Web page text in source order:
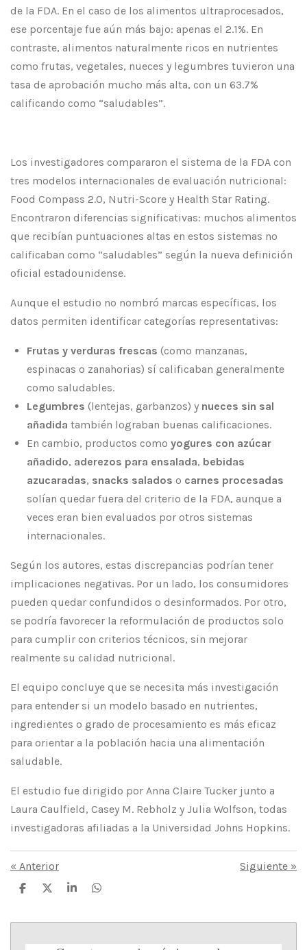
de la FDA. En el caso de los alimentos ultraprocesados,
ese porcentaje fue aún más bajo: apenas el 2.1%. En
contraste, alimentos naturalmente ricos en nutrientes
como frutas, vegetales, nueces y legumbres tuvieron una
tasa de aprobación mucho más alta, con un 63.7%
calificando como “saludables”.
Los investigadores compararon el sistema de la FDA con
tres modelos internacionales de evaluación nutricional:
Food Compass 2.0, Nutri-Score y Health Star Rating.
Encontraron diferencias significativas: muchos alimentos
que recibían puntuaciones altas en estos sistemas no
calificaban como “saludables” según la nueva definición
oficial estadounidense.
Aunque el estudio no nombró marcas específicas, los
datos permiten identificar categorías representativas:
Frutas y verduras frescas (como manzanas,
espinacas o zanahorias) sí calificaban generalmente
como saludables.
Legumbres (lentejas, garbanzos) y nueces sin sal
añadida también lograban buenas calificaciones.
En cambio, productos como yogures con azúcar
añadido, aderezos para ensalada, bebidas
azucaradas, snacks salados o carnes procesadas
solían quedar fuera del criterio de la FDA, aunque a
veces eran bien evaluados por otros sistemas
internacionales.
Según los autores, estas discrepancias podrían tener
implicaciones negativas. Por un lado, los consumidores
pueden quedar confundidos o desinformados. Por otro,
se podría favorecer la reformulación de productos solo
para cumplir con criterios técnicos, sin mejorar
realmente su calidad nutricional.
El equipo concluye que se necesita más investigación
para entender si un modelo basado en nutrientes,
ingredientes o grado de procesamiento es más eficaz
para orientar a la población hacia una alimentación
saludable.
El estudio fue dirigido por Anna Claire Tucker junto a
Laura Caulfield, Casey M. Rebholz y Julia Wolfson, todas
investigadoras afiliadas a la Universidad Johns Hopkins.
« Anterior Siguiente »
C
p
r
C
p
r
C
p
r
C
p
r